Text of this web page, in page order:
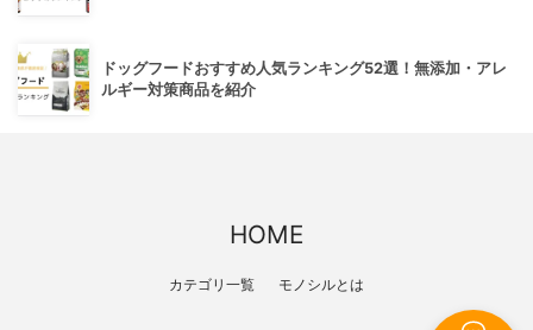
ドッグフードおすすめ人気ランキング52選！無添加・アレ
ルギー対策商品を紹介
HOME
カテゴリ一覧 モノシルとは